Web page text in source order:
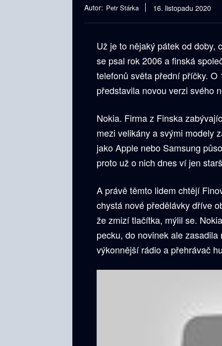
Autor: Petr Stárka 16. listopadu 2020
Už je to nějaký pátek od doby,
se psal rok 2006 a finská
telefonů světa přední příčky.
představila novou verzi svého
Nokia. Firma z Finska
mezi velikány a svými modely
jako Apple nebo Samsung
proto už o nich dnes ví jen
A právě těmto lidem chtějí
chystá nové předělávky dříve
že zmizí tlačítka, mýlil se.
pecku, do novinek ale
výkonnější rádio a přehrávač